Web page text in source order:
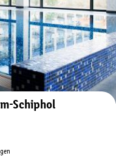
Auf der Karte anzeigen
Schiphol